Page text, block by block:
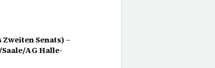
Senats) –
AG Halle-